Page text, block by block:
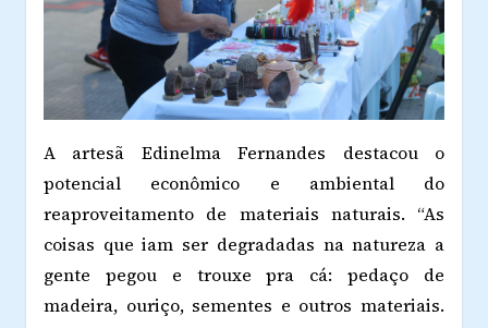
A artesã Edinelma Fernandes destacou o
potencial econômico e ambiental do
reaproveitamento de materiais naturais. “As
coisas que iam ser degradadas na natureza a
gente pegou e trouxe pra cá: pedaço de
madeira, ouriço, sementes e outros materiais.